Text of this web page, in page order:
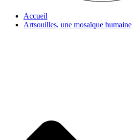
Accueil
Artsouilles, une mosaïque humaine